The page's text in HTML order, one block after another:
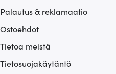
Palautus & reklamaatio
Ostoehdot
Tietoa meistä
Tietosuojakäytäntö